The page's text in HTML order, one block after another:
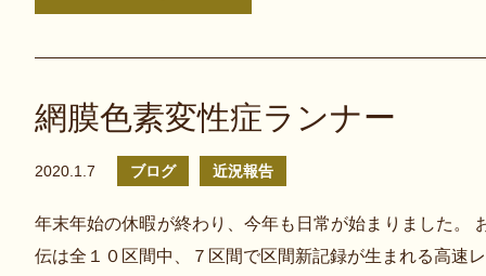
網膜色素変性症ランナー
2020.1.7 ブログ 近況報告
年末年始の休暇が終わり、今年も日常が始まりました。
伝は全１０区間中、７区間で区間新記録が生まれる高速